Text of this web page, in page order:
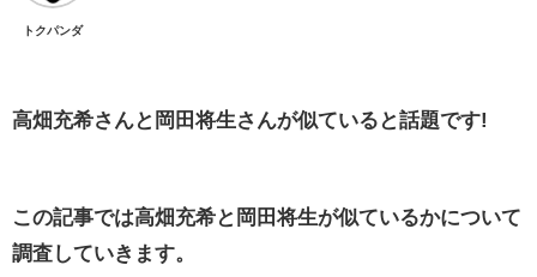
トクパンダ
高畑充希さんと岡田将生さんが似ていると話題です!
この記事では高畑充希と岡田将生が似ているかについて
調査していきます。